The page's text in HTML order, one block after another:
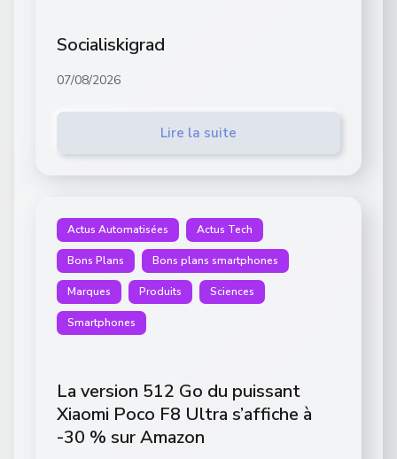
Socialiskigrad
07/08/2026
Lire la suite
Actus Automatisées Actus Tech
Bons Plans Bons plans smartphones
Marques Produits Sciences
Smartphones
La version 512 Go du puissant
Xiaomi Poco F8 Ultra s’affiche à
-30 % sur Amazon